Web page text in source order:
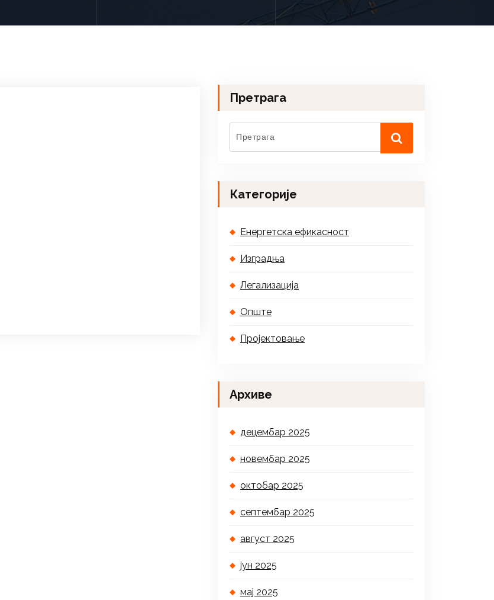
Претрага
Категорије
Енергетска ефикасност
Изградња
Легализација
Опште
Пројектовање
Архиве
децембар 2025
новембар 2025
октобар 2025
септембар 2025
август 2025
јун 2025
мај 2025